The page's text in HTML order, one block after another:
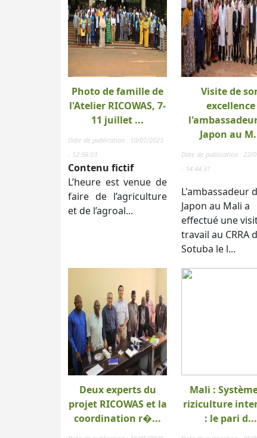
Photo de famille de
l'Atelier RICOWAS, 7-
11 juillet ...
Date de publication : 10/07/2025
- 12:56:03
Contenu fictif
L’heure est venue de
faire de l’agriculture
et de l’agroal...
Visite de
excellence
Japon au
Date de publication : 22/
- 14:44:31
L'ambassadeur
Japon au Mali a
effectué une
travail au CRRA
Sotuba le l...
Deux experts du
projet RICOWAS et la
coordination r�...
Mali :
riziculture
: le pari d...